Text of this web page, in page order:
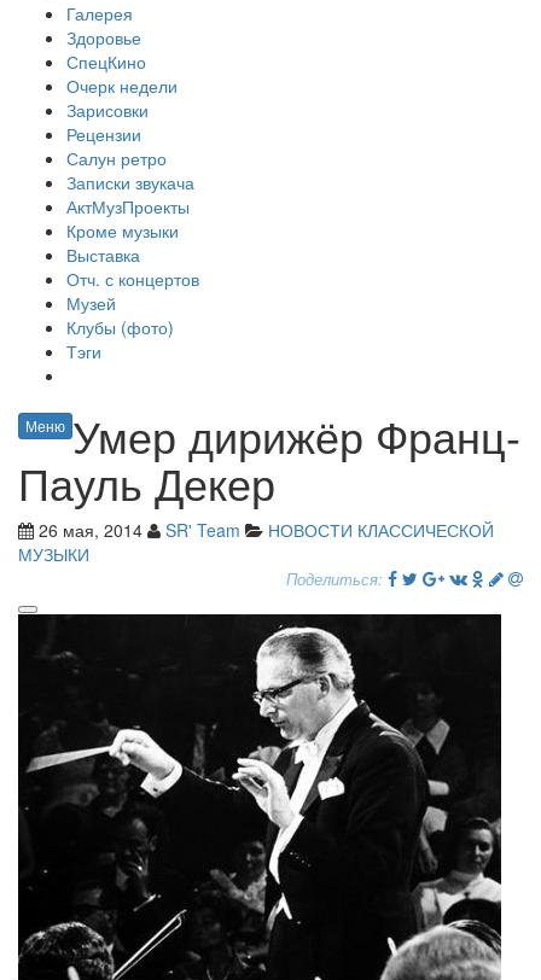
Галерея
Здоровье
СпецКино
Очерк недели
Зарисовки
Рецензии
Салун ретро
Записки звукача
АктМузПроекты
Кроме музыки
Выставка
Отч. с концертов
Музей
Клубы (фото)
Тэги
Меню Умер дирижёр Франц-
Пауль Декер
26 мая, 2014 SR' Team
НОВОСТИ КЛАССИЧЕСКОЙ
МУЗЫКИ
Поделиться: